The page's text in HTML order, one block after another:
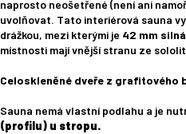
naprosto neošetřené (není ani
uvolňovat. Tato interiérová sauna
drážkou, mezi kterými je 42 mm
místnosti mají vnější stranu ze
Celoskleněné dveře z grafitového
Sauna nemá vlastní podlahu a je
(profilu) u stropu.